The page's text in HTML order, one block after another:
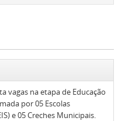
vagas na etapa de Educação
por 05 Escolas
e 05 Creches Municipais.